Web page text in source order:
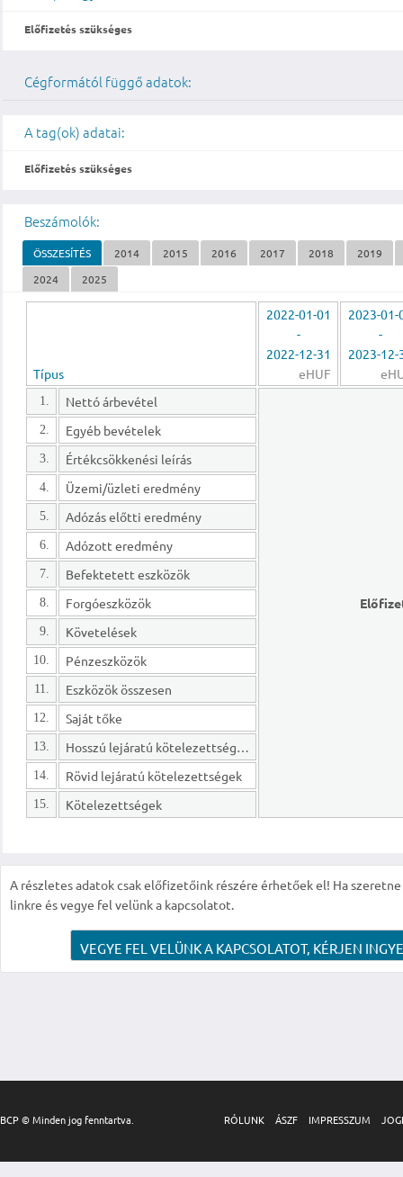
Előfizetés szükséges
Cégformától függő adatok:
A tag(ok) adatai:
Előfizetés szükséges
Beszámolók:
ÖSSZESÍTÉS 2014 2015 2016 2017 2018
2019
2024
2025
Típus
2022-01-01
-
2022-12-31
eHUF
2023-01-
-
2023-12-
1. Nettó árbevétel
2. Egyéb bevételek
3. Értékcsökkenési leírás
4. Üzemi/üzleti eredmény
5. Adózás előtti eredmény
6. Adózott eredmény
7. Befektetett eszközök
8. Forgóeszközök
9. Követelések
10. Pénzeszközök
11. Eszközök összesen
12. Saját tőke
13. Hosszú lejáratú kötelezettségek
14. Rövid lejáratú kötelezettségek
15. Kötelezettségek
A részletes adatok csak előfizetőink részére érhetőek el! Ha
linkre és vegye fel velünk a kapcsolatot.
VEGYE FEL VELÜNK A KAPCSOLATOT, KÉRJEN
BCP © Minden jog fenntartva. RÓLUNK ÁSZF IMPRESSZUM